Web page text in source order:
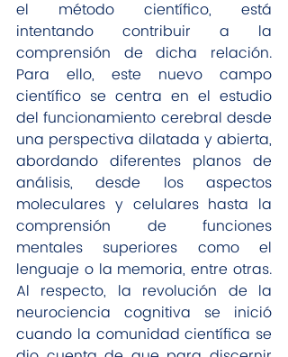
el método científico, está
intentando contribuir a la
comprensión de dicha relación.
Para ello, este nuevo campo
científico se centra en el estudio
del funcionamiento cerebral desde
una perspectiva dilatada y abierta,
abordando diferentes planos de
análisis, desde los aspectos
moleculares y celulares hasta la
comprensión de funciones
mentales superiores como el
lenguaje o la memoria, entre otras.
Al respecto, la revolución de la
neurociencia cognitiva se inició
cuando la comunidad científica se